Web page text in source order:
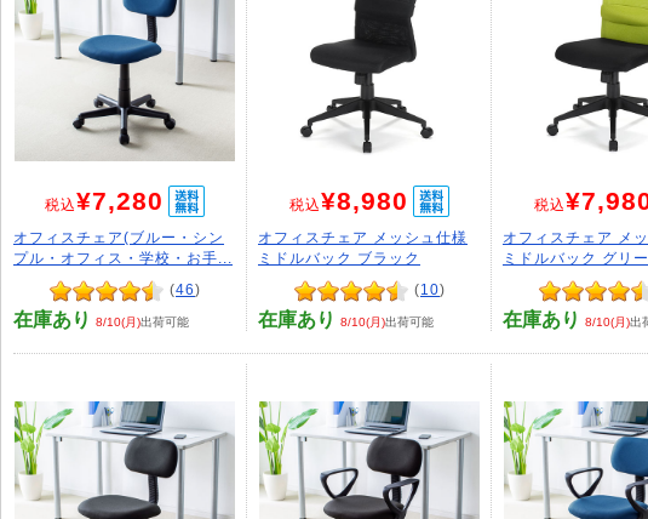
税込¥7,280
オフィスチェア(ブルー・シン
プル・オフィス・学校・お手...
(46)
在庫あり 8/10(月)出荷可能
税込¥8,980
オフィスチェア メッシュ仕様
ミドルバック ブラック
(10)
在庫あり 8/10(月)出荷可能
税込
オフィスチェア メ
ミドルバック グリ
在庫あり 8/10(月)出